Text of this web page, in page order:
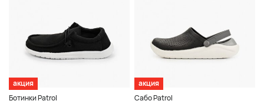
акция
Ботинки Patrol
акция
Сабо Patrol